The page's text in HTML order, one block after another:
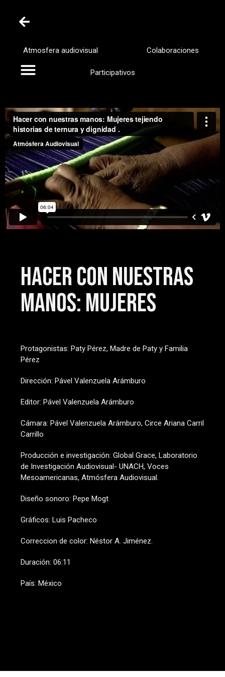
Atmosfera audiovisual Colaboraciones
Participativos
Hacer con nuestras
manos: Mujeres
Protagonistas: Paty Pérez, Madre de Paty y Familia
Pérez
Dirección: Pável Valenzuela Arámburo
Editor: Pável Valenzuela Arámburo
Cámara: Pável Valenzuela Arámburo, Circe Ariana Carril
Carrillo
Producción e investigación: Global Grace, Laboratorio
de Investigación Audiovisual- UNACH, Voces
Mesoamericanas, Atmósfera Audiovisual.
Diseño sonoro: Pepe Mogt
Gráficos: Luis Pacheco
Correccion de color: Néstor A. Jiménez.
Duración: 06:11
País: México